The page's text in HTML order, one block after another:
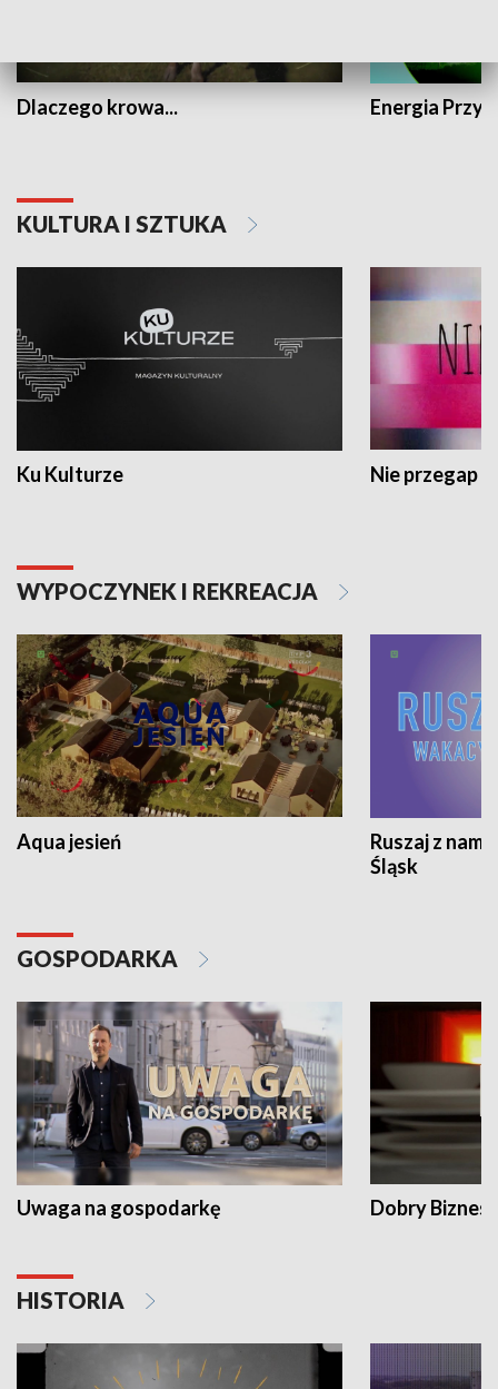
Dlaczego krowa... Energia
KULTURA I SZTUKA
Ku Kulturze Nie przegap
WYPOCZYNEK I REKREACJA
Aqua jesień
Ruszaj z
Śląsk
GOSPODARKA
Uwaga na gospodarkę Dobry Biznes
HISTORIA